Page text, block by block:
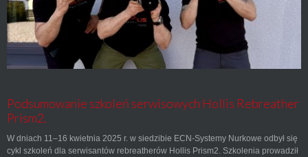
Podsumowanie szkoleń serwisowych Hollis Rebreather
Prism2.
W dniach 11–16 kwietnia 2025 r. w siedzibie ECN-Systemy Nurkowe odbył się
cykl szkoleń dla serwisantów rebreatherów Hollis Prism2. Szkolenia prowadził